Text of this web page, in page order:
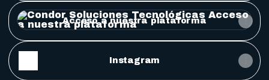
Acceso a nuestra plataforma
Acceso a nuestra plataforma
Instagram